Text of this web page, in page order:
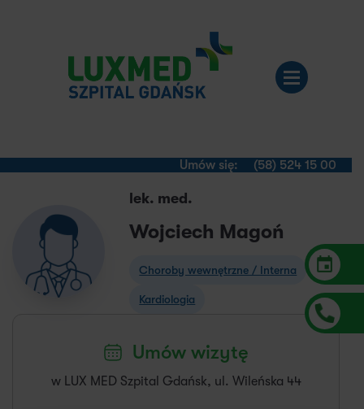
Umów się: (58) 524 15 00
lek. med.
Wojciech Magoń
Choroby wewnętrzne / Interna
Kardiologia
Umów wizytę
w LUX MED Szpital Gdańsk, ul. Wileńska 44